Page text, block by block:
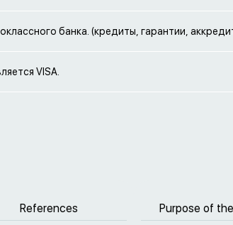
банка. (кредиты, гарантии,
VISA.
References
Purpose of